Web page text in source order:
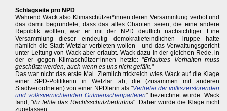
Schlagseite pro NPD
Während Wack also Klimaschützer*innen deren Versammlung verbot und
das damit begründete, dass das alles Chaoten seien, die eine andere
Republik wollten, war er mit der NPD deutlich nachsichtiger. Eine
Versammlung dieser eindeutig demokratiefeindlichen Truppe hatte
nämlich die Stadt Wetzlar verbieten wollen - und das Verwaltungsgericht
unter Leitung von Wack aber erlaubt. Wack dazu in der gleichen Rede, in
der er gegen Klimaschützer*innen hetzte: "Erlaubtes Verhalten muss
geschützt werden, auch wenn es uns nicht gefällt."
Das war nicht das erste Mal. Ziemlich trickreich wies Wack auf die Klage
einer SPD-Politikerin in Wetzlar ab, die (zusammen mit anderen
Stadtverordneten) von einer NPDlerin als "Vertreter der volkszerstörenden
und volksvernichtenden Gutmenschenparteien" bezeichnet wurde. Wack
fand, "ihr fehle das Rechtsschutzbedürfnis". Daher wurde die Klage nicht
zugelassen.